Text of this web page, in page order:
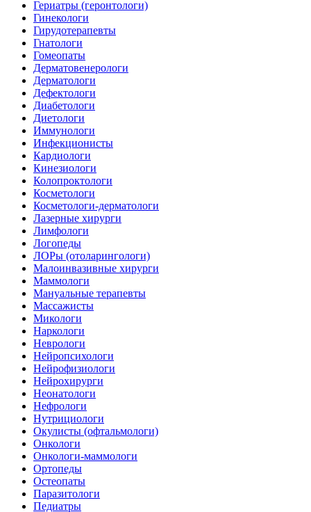
Гериатры (геронтологи)
Гинекологи
Гирудотерапевты
Гнатологи
Гомеопаты
Дерматовенерологи
Дерматологи
Дефектологи
Диабетологи
Диетологи
Иммунологи
Инфекционисты
Кардиологи
Кинезиологи
Колопроктологи
Косметологи
Косметологи-дерматологи
Лазерные хирурги
Лимфологи
Логопеды
ЛОРы (отоларингологи)
Малоинвазивные хирурги
Маммологи
Мануальные терапевты
Массажисты
Микологи
Наркологи
Неврологи
Нейропсихологи
Нейрофизиологи
Нейрохирурги
Неонатологи
Нефрологи
Нутрициологи
Окулисты (офтальмологи)
Онкологи
Онкологи-маммологи
Ортопеды
Остеопаты
Паразитологи
Педиатры